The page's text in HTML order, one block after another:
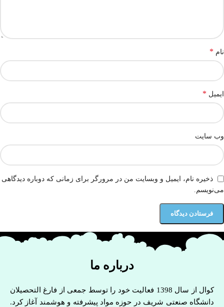
نام *
ایمیل *
وب‌ سایت
ذخیره نام، ایمیل و وبسایت من در مرورگر برای زمانی که دوباره دیدگاهی
می‌نویسم.
درباره ما
کوال از سال 1398 فعالیت خود را توسط جمعی از فارغ التحصیلان
دانشگاه صنعتی شریف در حوزه مواد پیشرفته و هوشمند آغاز کرد.